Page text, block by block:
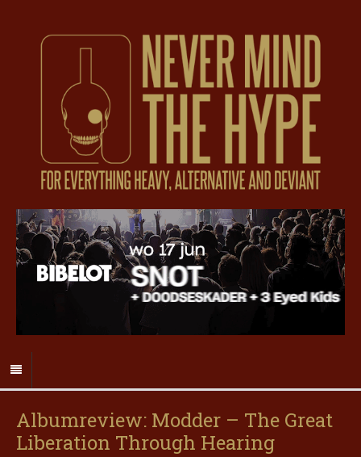
Albumreview: Modder – The Great
Liberation Through Hearing